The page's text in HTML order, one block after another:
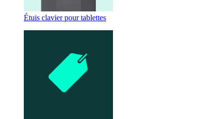
Étuis clavier pour tablettes